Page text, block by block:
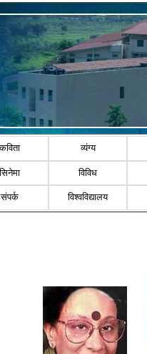
कविता व्यंग्य
सिनेमा विविध
संपर्क विश्वविद्यालय